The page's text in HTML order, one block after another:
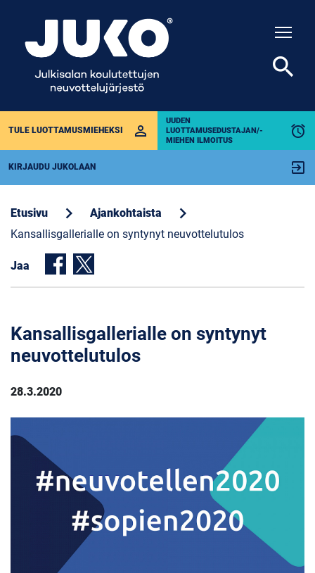
TULE LUOTTAMUSMIEHEKSI perm_identity
UUDEN
LUOTTAMUSEDUSTAJAN/-
MIEHEN ILMOITUS
alarm
KIRJAUDU JUKOLAAN exit_to_app
search
Etusivu chevron_right Ajankohtaista chevron_right
Kansallisgallerialle on syntynyt neuvottelutulos
Jaa
Kansallisgallerialle on syntynyt
neuvottelutulos
28.3.2020